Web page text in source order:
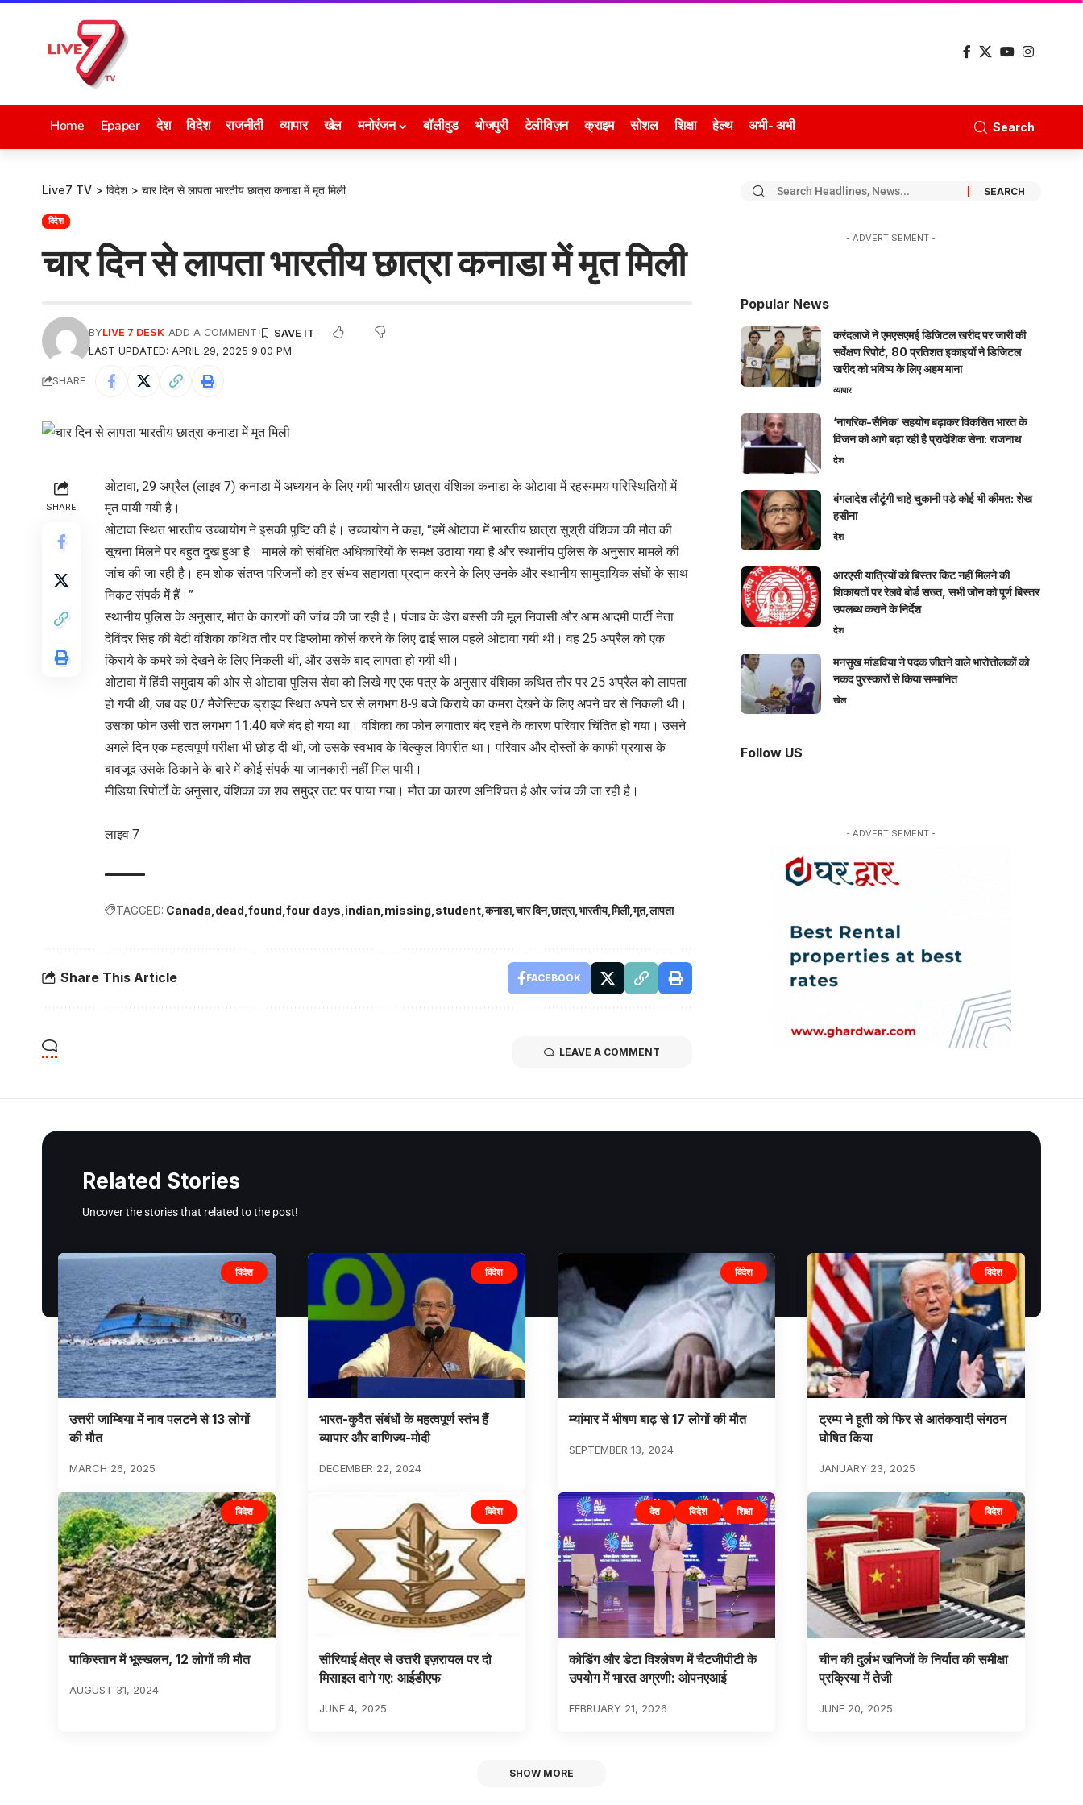
Home Epaper देश विदेश राजनीती व्यापार खेल मनोरंजन बॉलीवुड भोजपुरी टेलीविज़न क्राइम सोशल शिक्षा हेल्थ अभी- अभी Search
Live7 TV > विदेश > चार दिन से लापता भारतीय छात्रा कनाडा में मृत मिली
विदेश
चार दिन से लापता भारतीय छात्रा कनाडा में मृत मिली
LAST UPDATED: APRIL 29, 2025 9:00 PM
BYLIVE 7 DESK ADD A COMMENT
SHARE
SHARE
ओटावा, 29 अप्रैल (लाइव 7) कनाडा में अध्ययन के लिए गयी भारतीय छात्रा वंशिका कनाडा के ओटावा में रहस्यमय परिस्थितियों में
मृत पायी गयी है।
ओटावा स्थित भारतीय उच्चायोग ने इसकी पुष्टि की है। उच्चायोग ने कहा, “हमें ओटावा में भारतीय छात्रा सुश्री वंशिका की मौत की
सूचना मिलने पर बहुत दुख हुआ है। मामले को संबंधित अधिकारियों के समक्ष उठाया गया है और स्थानीय पुलिस के अनुसार मामले की
जांच की जा रही है। हम शोक संतप्त परिजनों को हर संभव सहायता प्रदान करने के लिए उनके और स्थानीय सामुदायिक संघों के साथ
निकट संपर्क में हैं।”
स्थानीय पुलिस के अनुसार, मौत के कारणों की जांच की जा रही है। पंजाब के डेरा बस्सी की मूल निवासी और आम आदमी पार्टी नेता
देविंदर सिंह की बेटी वंशिका कथित तौर पर डिप्लोमा कोर्स करने के लिए ढाई साल पहले ओटावा गयी थी। वह 25 अप्रैल को एक
किराये के कमरे को देखने के लिए निकली थी, और उसके बाद लापता हो गयी थी।
ओटावा में हिंदी समुदाय की ओर से ओटावा पुलिस सेवा को लिखे गए एक पत्र के अनुसार वंशिका कथित तौर पर 25 अप्रैल को लापता
हो गयी थी, जब वह 07 मैजेस्टिक ड्राइव स्थित अपने घर से लगभग 8-9 बजे किराये का कमरा देखने के लिए अपने घर से निकली थी।
उसका फोन उसी रात लगभग 11:40 बजे बंद हो गया था। वंशिका का फोन लगातार बंद रहने के कारण परिवार चिंतित हो गया। उसने
अगले दिन एक महत्वपूर्ण परीक्षा भी छोड़ दी थी, जो उसके स्वभाव के बिल्कुल विपरीत था। परिवार और दोस्तों के काफी प्रयास के
बावजूद उसके ठिकाने के बारे में कोई संपर्क या जानकारी नहीं मिल पायी।
मीडिया रिपोर्टों के अनुसार, वंशिका का शव समुद्र तट पर पाया गया। मौत का कारण अनिश्चित है और जांच की जा रही है।
लाइव 7
TAGGED: Canada dead found four days indian missing student कनाडा चार दिन छात्रा भारतीय मिली मृत लापता
Share This Article FACEBOOK
LEAVE A COMMENT
- ADVERTISEMENT -
Popular News
करंदलाजे ने एमएसएमई डिजिटल खरीद पर जारी की
सर्वेक्षण रिपोर्ट, 80 प्रतिशत इकाइयों ने डिजिटल
खरीद को भविष्य के लिए अहम माना
व्यापार
‘नागरिक-सैनिक’ सहयोग बढ़ाकर विकसित भारत के
विजन को आगे बढ़ा रही है प्रादेशिक सेना: राजनाथ
देश
बंगलादेश लौटूंगी चाहे चुकानी पड़े कोई भी कीमत: शेख
हसीना
देश
आरएसी यात्रियों को बिस्तर किट नहीं मिलने की
शिकायतों पर रेलवे बोर्ड सख्त, सभी जोन को पूर्ण बिस्तर
उपलब्ध कराने के निर्देश
देश
मनसुख मांडविया ने पदक जीतने वाले भारोत्तोलकों को
नकद पुरस्कारों से किया सम्मानित
खेल
Follow US
- ADVERTISEMENT -
Related Stories
Uncover the stories that related to the post!
विदेश
उत्तरी जाम्बिया में नाव पलटने से 13 लोगों
की मौत
MARCH 26, 2025
विदेश
भारत-कुवैत संबंधों के महत्वपूर्ण स्तंभ हैं
व्यापार और वाणिज्य-मोदी
DECEMBER 22, 2024
विदेश
म्यांमार में भीषण बाढ़ से 17 लोगों की मौत
SEPTEMBER 13, 2024
विदेश
ट्रम्प ने हूती को फिर से आतंकवादी संगठन
घोषित किया
JANUARY 23, 2025
विदेश
पाकिस्तान में भूस्खलन, 12 लोगों की मौत
AUGUST 31, 2024
विदेश
सीरियाई क्षेत्र से उत्तरी इज़रायल पर दो
मिसाइल दागे गए: आईडीएफ
JUNE 4, 2025
देश विदेश शिक्षा
कोडिंग और डेटा विश्लेषण में चैटजीपीटी के
उपयोग में भारत अग्रणी: ओपनएआई
FEBRUARY 21, 2026
विदेश
चीन की दुर्लभ खनिजों के निर्यात की समीक्षा
प्रक्रिया में तेजी
JUNE 20, 2025
SHOW MORE